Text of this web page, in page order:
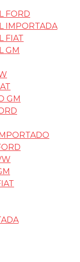
FORD
IMPORTADA
FIAT
GM
GM